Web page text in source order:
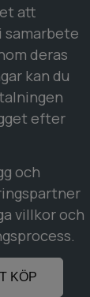
att
samarbete
deras
kan du
efter
och
villkor och
KÖP